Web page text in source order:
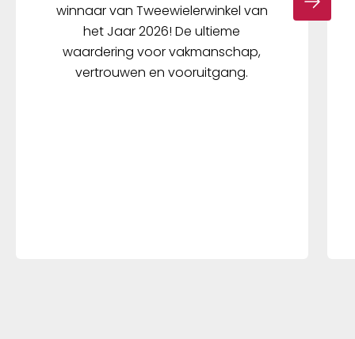
winnaar van Tweewielerwinkel van
het Jaar 2026! De ultieme
waardering voor vakmanschap,
vertrouwen en vooruitgang.